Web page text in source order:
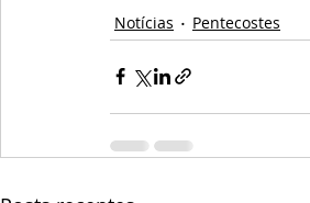
Notícias Pentecostes